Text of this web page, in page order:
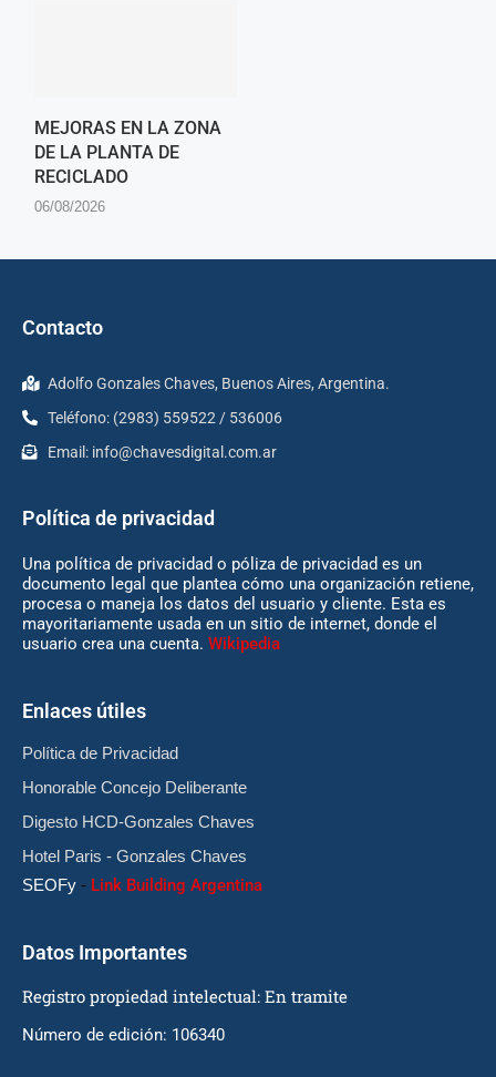
MEJORAS EN LA ZONA
DE LA PLANTA DE
RECICLADO
06/08/2026
Contacto
Adolfo Gonzales Chaves, Buenos Aires, Argentina.
Teléfono: (2983) 559522 / 536006
Email: info@chavesdigital.com.ar
Política de privacidad
Una política de privacidad o póliza de privacidad es un
documento legal que plantea cómo una organización retiene,
procesa o maneja los datos del usuario y cliente. Esta es
mayoritariamente usada en un sitio de internet, donde el
usuario crea una cuenta. Wikipedia
Enlaces útiles
Política de Privacidad
Honorable Concejo Deliberante
Digesto HCD-Gonzales Chaves
Hotel Paris - Gonzales Chaves
SEOFy - Link Building Argentina
Datos Importantes
Registro propiedad intelectual: En tramite
Número de edición: 106340